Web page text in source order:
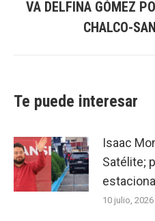
VA DELFINA GÓMEZ
CHALCO-
Te puede interesar
Isaac
Satélite;
10 julio, 2026